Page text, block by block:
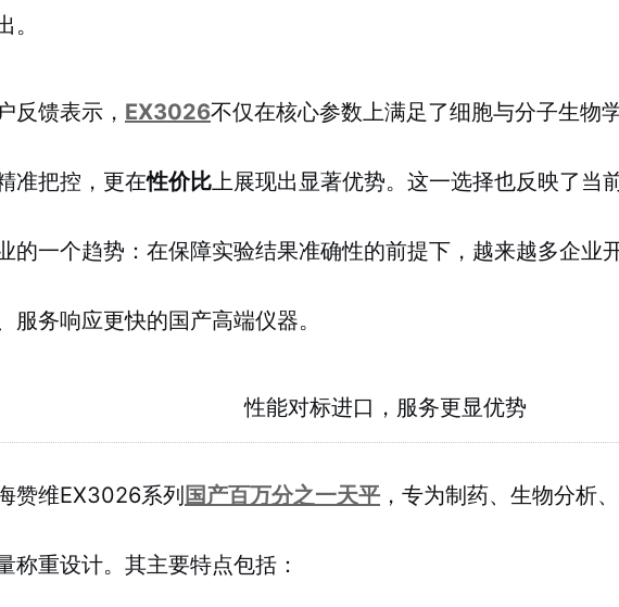
。
反馈表示， EX3026不仅在核心参数上满足了细胞与分子生物
准把控，更在性价比上展现出显著优势。这一选择也反映了当
的一个趋势：在保障实验结果准确性的前提下，越来越多企业
服务响应更快的国产高端仪器。
性能对标进口，服务更显优势
赞维EX3026系列 国产百万分之一天平 ，专为制药、生物分析
称重设计。其主要特点包括：